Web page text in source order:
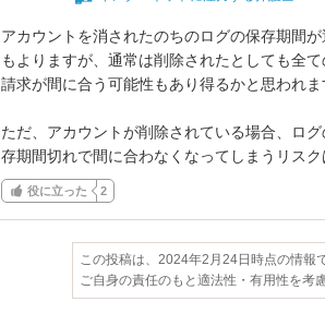
アカウントを消されたのちのログの保存期間
もよりますが、通常は削除されたとしても全
請求が間に合う可能性もあり得るかと思われま
ただ、アカウントが削除されている場合、ロ
存期間切れで間に合わなくなってしまうリスク
役に立った 2
この投稿は、2024年2月24日時点の情報
ご自身の責任のもと適法性・有用性を考